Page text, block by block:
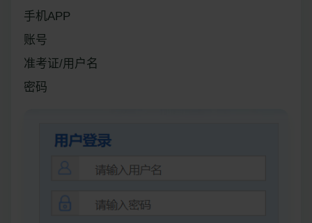
手机APP
账号
准考证/用户名
密码